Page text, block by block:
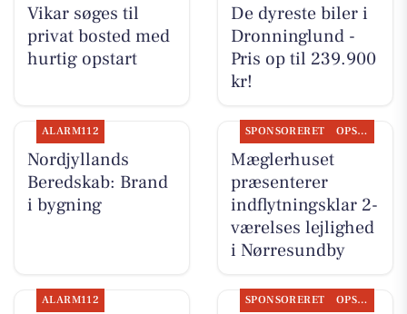
Vikar søges til
privat bosted med
hurtig opstart
De dyreste biler i
Dronninglund -
Pris op til 239.900
kr!
ALARM112
Nordjyllands
Beredskab: Brand
i bygning
SPONSORERET OPSLAGSTAVLEN
Mæglerhuset
præsenterer
indflytningsklar 2-
værelses lejlighed
i Nørresundby
ALARM112 SPONSORERET OPSLAGSTAVLEN